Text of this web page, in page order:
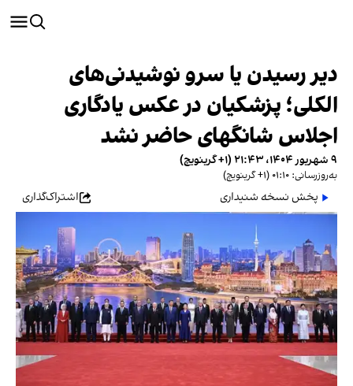
دیر رسیدن یا سرو نوشیدنی‌های
الکلی؛ پزشکیان در عکس یادگاری
اجلاس شانگهای حاضر نشد
۹ شهریور ۱۴۰۴، ۲۱:۴۳ (‎+۱ گرینویچ)
به‌روزرسانی: ۰۱:۱۰ (‎+۱ گرینویچ)
پخش نسخه شنیداری اشتراک‌گذاری